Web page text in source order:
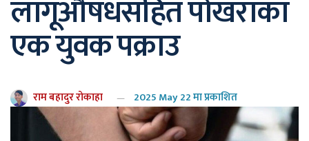
लागूऔषधसहित पोखराका
एक युवक पक्राउ
राम बहादुर रोकाहा 2025 May 22 मा प्रकाशित